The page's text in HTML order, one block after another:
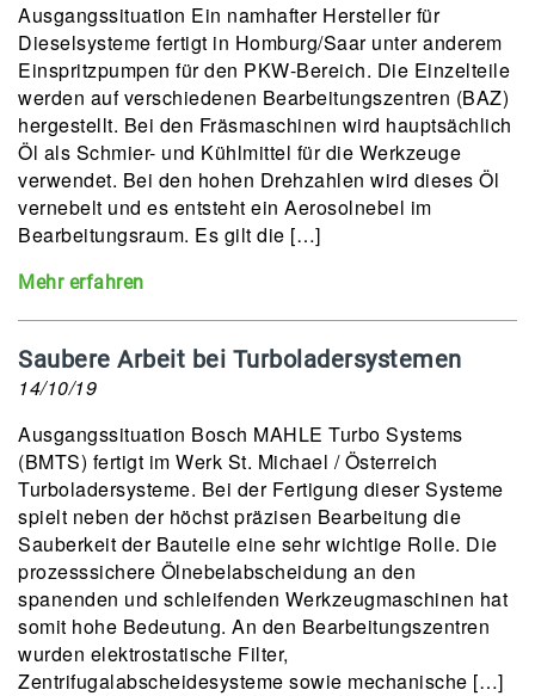
Ausgangssituation Ein namhafter Hersteller für
Dieselsysteme fertigt in Homburg/Saar unter anderem
Einspritzpumpen für den PKW-Bereich. Die Einzelteile
werden auf verschiedenen Bearbeitungszentren (BAZ)
hergestellt. Bei den Fräsmaschinen wird hauptsächlich
Öl als Schmier- und Kühlmittel für die Werkzeuge
verwendet. Bei den hohen Drehzahlen wird dieses Öl
vernebelt und es entsteht ein Aerosolnebel im
Bearbeitungsraum. Es gilt die […]
Mehr erfahren
Saubere Arbeit bei Turboladersystemen
14/10/19
Ausgangssituation Bosch MAHLE Turbo Systems
(BMTS) fertigt im Werk St. Michael / Österreich
Turboladersysteme. Bei der Fertigung dieser Systeme
spielt neben der höchst präzisen Bearbeitung die
Sauberkeit der Bauteile eine sehr wichtige Rolle. Die
prozesssichere Ölnebelabscheidung an den
spanenden und schleifenden Werkzeugmaschinen hat
somit hohe Bedeutung. An den Bearbeitungszentren
wurden elektrostatische Filter,
Zentrifugalabscheidesysteme sowie mechanische […]